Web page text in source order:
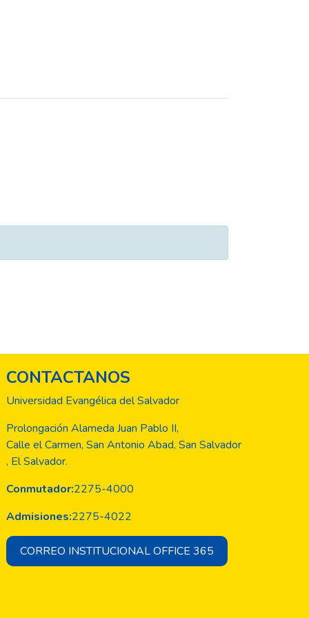
CONTACTANOS
Universidad Evangélica del Salvador
Prolongación Alameda Juan Pablo II,
Calle el Carmen, San Antonio Abad, San Salvador
, El Salvador.
Conmutador:2275-4000
Admisiones:2275-4022
CORREO INSTITUCIONAL OFFICE 365